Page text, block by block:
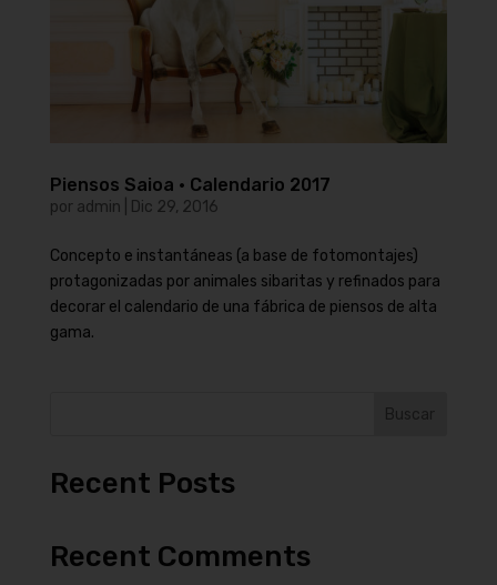
Piensos Saioa · Calendario 2017
por admin Dic 29, 2016
Concepto e instantáneas (a base de fotomontajes)
protagonizadas por animales sibaritas y refinados para
decorar el calendario de una fábrica de piensos de alta
gama.
Buscar
Recent Posts
Recent Comments